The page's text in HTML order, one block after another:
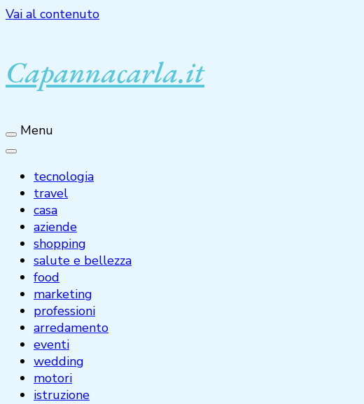
Vai al contenuto
Capannacarla.it
Menu
tecnologia
travel
casa
aziende
shopping
salute e bellezza
food
marketing
professioni
arredamento
eventi
wedding
motori
istruzione